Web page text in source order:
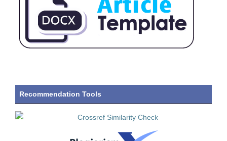
Recommendation Tools